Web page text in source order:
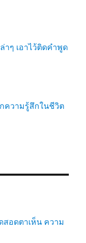
าๆ เอาไว้ติดคำพูด
ความรู้สึกในชีวิต
อดตาเห็น ความ